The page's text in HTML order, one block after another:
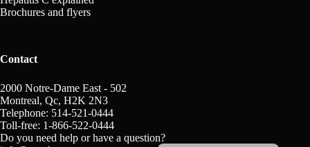
Brochures and flyers
Contact
2000 Notre-Dame East - 502
Montreal, Qc, H2K 2N3
Telephone: 514-521-0444
Toll-free: 1-866-522-0444
Do you need help or have a question?